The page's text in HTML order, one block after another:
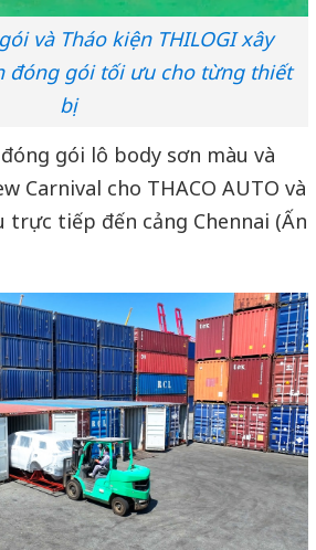
và Tháo kiện THILOGI xây
đóng gói tối ưu cho từng thiết
bị
gói lô body sơn màu và
Carnival cho THACO AUTO và
trực tiếp đến cảng Chennai (Ấn